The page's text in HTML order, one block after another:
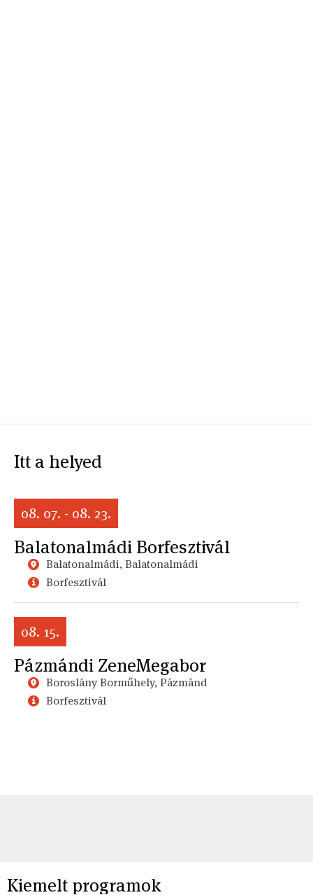
Itt a helyed
08. 07. - 08. 23.
Balatonalmádi Borfesztivál
Balatonalmádi, Balatonalmádi
Borfesztivál
08. 15.
Pázmándi ZeneMegabor
Boroslány Borműhely, Pázmánd
Borfesztivál
Kiemelt programok